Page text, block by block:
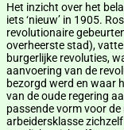
Het inzicht over het
iets ‘nieuw’ in 1905.
revolutionaire
overheerste stad),
burgerlijke revoluties,
aanvoering van de
bezorgd werd en waar
van de oude regering
passende vorm voor
arbeidersklasse